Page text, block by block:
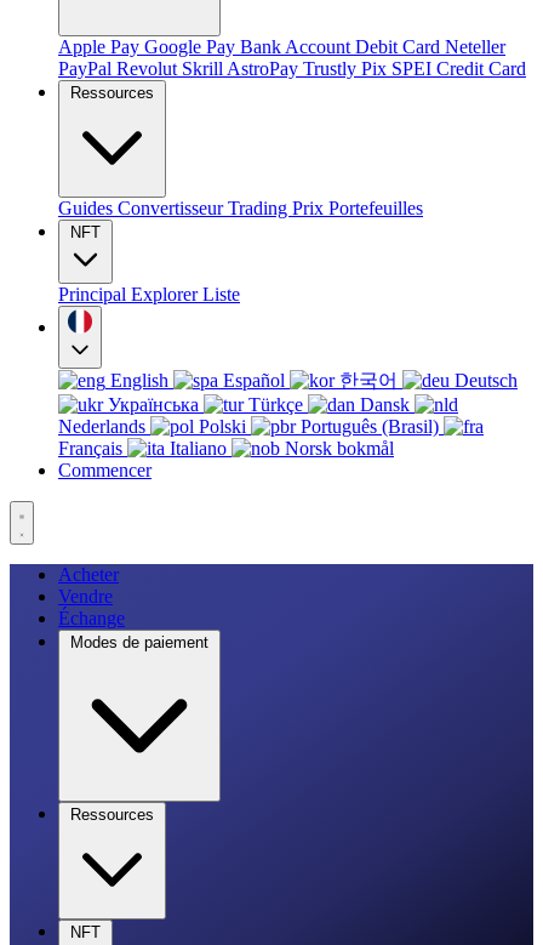
Apple Pay Google Pay Bank Account Debit Card Neteller
PayPal Revolut Skrill AstroPay Trustly Pix SPEI Credit Card
Ressources
Guides ConvertisseurTrading Prix Portefeuilles
NFT
Principal ExplorerListe
English Español 한국어
Deutsch
Українська
Türkçe
Dansk
Nederlands
Polski
Português (Brasil)
Français
Italiano
Norsk bokmål
Commencer
Acheter
Vendre
Échange
Modes de paiement
Ressources
NFT